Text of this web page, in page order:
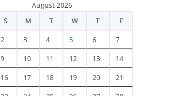
August 2026
S M T W T F
2 3 4 5 6 7
9 10 11 12 13 14
16 17 18 19 20 21